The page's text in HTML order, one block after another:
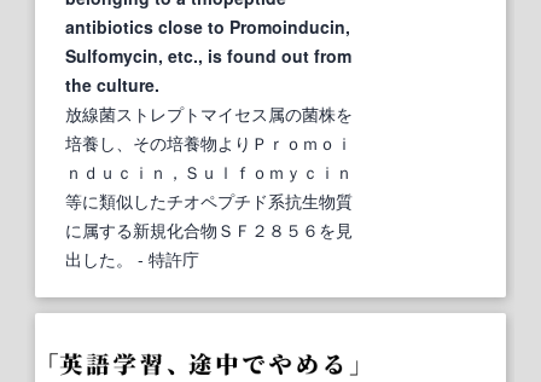
antibiotics close to Promoinducin,
Sulfomycin, etc., is found out from
the culture.
放線菌ストレプトマイセス属の菌株を
培養し、その培養物よりＰｒｏｍｏｉ
ｎｄｕｃｉｎ，Ｓｕｌｆｏｍｙｃｉｎ
等に類似したチオペプチド系抗生物質
に属する新規化合物ＳＦ２８５６を見
出した。
- 特許庁